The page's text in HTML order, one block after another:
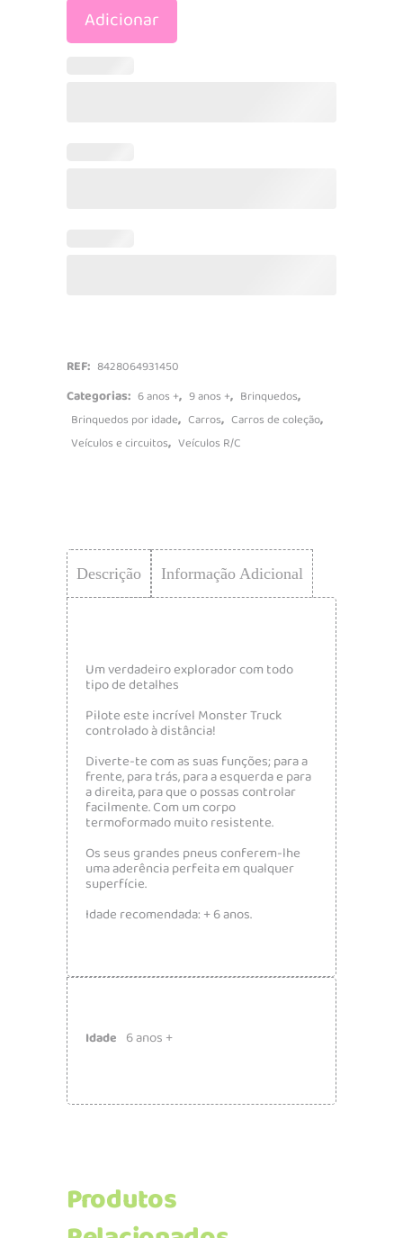
Marder
Adicionar
REF: 8428064931450
Categorias: 6 anos +, 9 anos +, Brinquedos,
Brinquedos por idade, Carros, Carros de coleção,
Veículos e circuitos, Veículos R/C
Descrição Informação Adicional
Um verdadeiro explorador com todo
tipo de detalhes
Pilote este incrível Monster Truck
controlado à distância!
Diverte-te com as suas funções; para a
frente, para trás, para a esquerda e para
a direita, para que o possas controlar
facilmente. Com um corpo
termoformado muito resistente.
Os seus grandes pneus conferem-lhe
uma aderência perfeita em qualquer
superfície.
Idade recomendada: + 6 anos.
Idade 6 anos +
Produtos